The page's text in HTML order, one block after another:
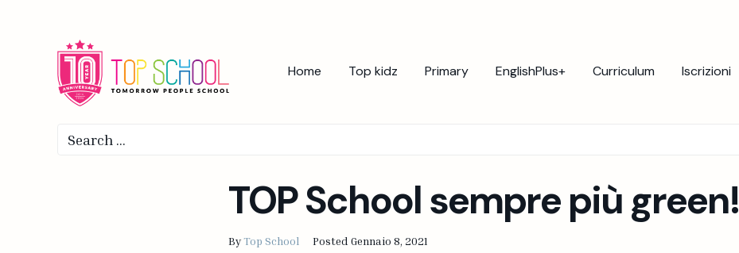
Home Top kidz Primary EnglishPlus+ Curriculum Iscrizioni
TOP School sempre più green!
ByTop School Posted Gennaio 8, 2021